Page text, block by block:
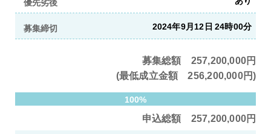
募集締切 2024年9月12日 24時00分
募集総額 257,200,000円
(最低成立金額 256,200,000円)
100%
申込総額 257,200,000円